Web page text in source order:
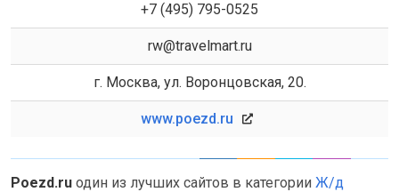
+7 (495) 795-0525
rw@travelmart.ru
г. Москва, ул. Воронцовская, 20.
www.poezd.ru
Poezd.ru один из лучших сайтов в категории Ж/д